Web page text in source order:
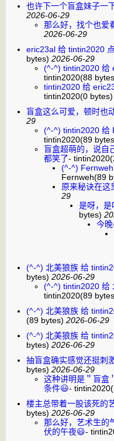
也许下一个盲盒妹子一
2026-06-29
那么好，找个也爱
2026-06-29
eric23al 给 tintin2020 点
bytes) 2026-06-29
(^-^) tintin2020 给
tintin2020(88
tintin2020 给
tintin2020(0 bytes)
盲盒这么可爱，顿时也
29
(^-^) tintin2020 给
tintin2020(89
盲盒超萌的，说自
都笑了- tintin2020
(^-^) Fernweh
Fernweh(89
原来秘诀在这
29
是呀，是
bytes)
今晚
(^-^) 北美狼族 给
bytes) 2026-06-29
(^-^) tintin2020 给
tintin2020(89
(^-^) 北美狼族 给
(89 bytes) 2026-06-29
(^-^) 北美狼族 给
bytes) 2026-06-29
抽盲盒确实感觉还挺刺
bytes) 2026-06-29
这种讲明是＂盲盒
条件😃- tintin2020
楼主总带着一股该死的
bytes) 2026-06-29
那么好，艺术生的
伏的午夜😃-